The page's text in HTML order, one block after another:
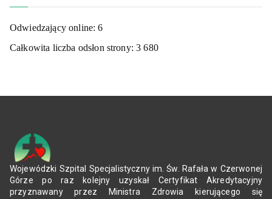
Odwiedzający online:6
Całkowita liczba odsłon strony:3 680
Wojewódzki Szpital Specjalistyczny im. Św. Rafała w Czerwonej
Górze po raz kolejny uzyskał Certyfikat Akredytacyjny
przyznawany przez Ministra Zdrowia kierującego się